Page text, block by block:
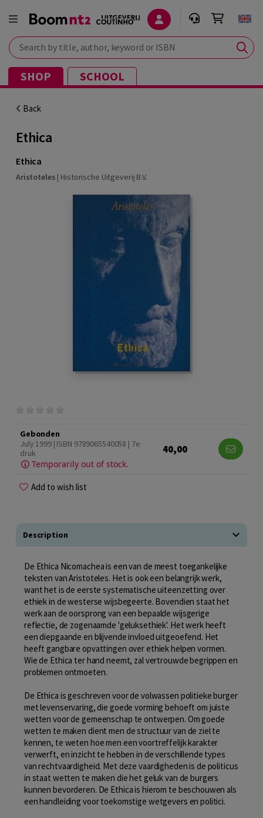
Search by title, author, keyword or ISBN
SHOP SCHOOL
Back
Ethica
Ethica
Aristoteles | Historische Uitgeverij B.V.
Gebonden
July 1999 | ISBN 9789065540058 | 7e
druk
Temporarily out of stock.
40,00
Add to wish list
Description
De Ethica Nicomachea is een van de meest toegankelijke
teksten van Aristoteles. Het is ook een belangrijk werk,
want het is de eerste systematische uiteenzetting over
ethiek in de westerse wijsbegeerte. Bovendien staat het
werk aan de oorsprong van een bepaalde wijsgerige
reflectie, de zogenaamde 'geluksethiek'. Het werk heeft
een diepgaande en blijvende invloed uitgeoefend. Het
heeft gangbare opvattingen over ethiek helpen vormen.
Wie de Ethica ter hand neemt, zal vertrouwde begrippen en
problemen ontmoeten.
De Ethica is geschreven voor de volwassen politieke burger
met levenservaring, die goede vorming behoeft om juiste
wetten voor de gemeenschap te ontwerpen. Om goede
wetten te maken dient men de structuur van de ziel te
kennen, te weten hoe men een voortreffelijk karakter
verwerft, en inzicht te hebben in de verschillende types
van rechtvaardigheid. Met deze vaardigheden is de politicus
in staat wetten te maken die het geluk van de burgers
kunnen bevorderen. De Ethica is hierom te beschouwen als
een handleiding voor toekomstige wetgevers en politici.